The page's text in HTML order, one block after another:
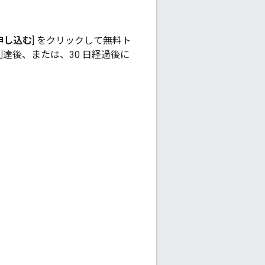
し込む] をクリックして無料ト
後、または、30 日経過後に